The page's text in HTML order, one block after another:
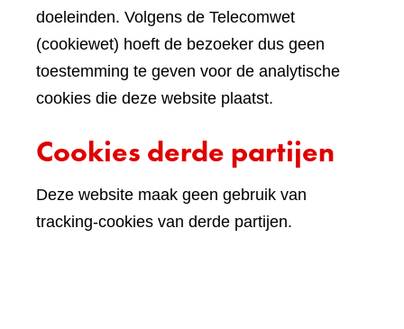
doeleinden. Volgens de Telecomwet
(cookiewet) hoeft de bezoeker dus geen
toestemming te geven voor de analytische
cookies die deze website plaatst.
Cookies derde partijen
Deze website maak geen gebruik van
tracking-cookies van derde partijen.